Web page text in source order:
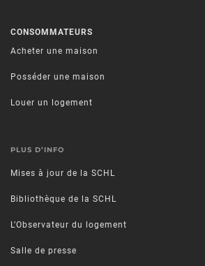
CONSOMMATEURS
Acheter une maison
Posséder une maison
Louer un logement
PLUS D’INFO
Mises à jour de la SCHL
Bibliothèque de la SCHL
L’Observateur du logement
Salle de presse